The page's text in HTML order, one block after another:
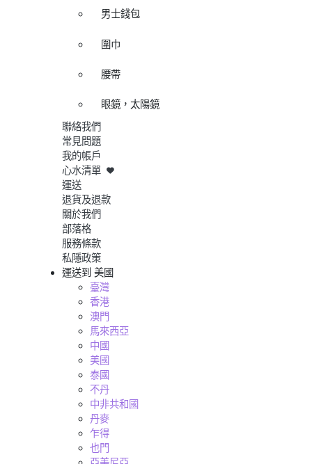
男士錢包
圍巾
腰帶
眼鏡，太陽鏡
聯絡我們
常見問題
我的帳戶
心水清單
運送
退貨及退款
關於我們
部落格
服務條款
私隱政策
運送到 美國
臺灣
香港
澳門
馬來西亞
中國
美國
泰國
不丹
中非共和國
丹麥
乍得
也門